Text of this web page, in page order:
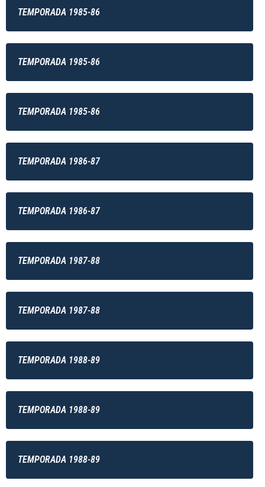
TEMPORADA 1985-86
TEMPORADA 1985-86
TEMPORADA 1985-86
TEMPORADA 1986-87
TEMPORADA 1986-87
TEMPORADA 1987-88
TEMPORADA 1987-88
TEMPORADA 1988-89
TEMPORADA 1988-89
TEMPORADA 1988-89